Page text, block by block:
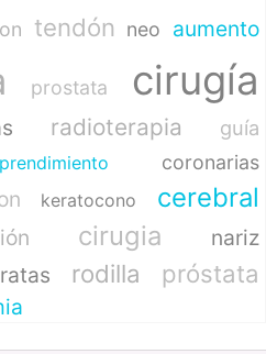
tendón neo aumento
prostata cirugía
radioterapia guía
coronarias
keratocono cerebral
cirugia nariz
rodilla próstata